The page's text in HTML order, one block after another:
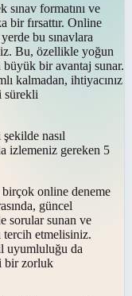
sınav formatını ve
bir fırsattır. Online
bu sınavlara
Bu, özellikle yoğun
büyük bir avantaj sunar.
kalmadan, ihtiyacınız
sürekli
nasıl
izlemeniz gereken 5
online deneme
güncel
sorular sunan ve
tercih etmelisiniz.
uyumluluğu da
bir zorluk